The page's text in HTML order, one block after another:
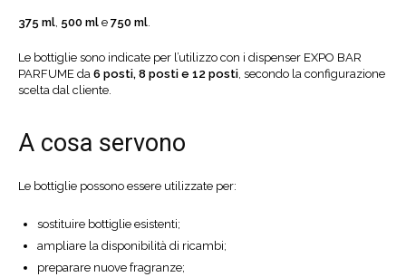
375 ml, 500 ml e 750 ml.
Le bottiglie sono indicate per l’utilizzo con i dispenser EXPO BAR
PARFUME da 6 posti, 8 posti e 12 posti, secondo la configurazione
scelta dal cliente.
A cosa servono
Le bottiglie possono essere utilizzate per:
sostituire bottiglie esistenti;
ampliare la disponibilità di ricambi;
preparare nuove fragranze;